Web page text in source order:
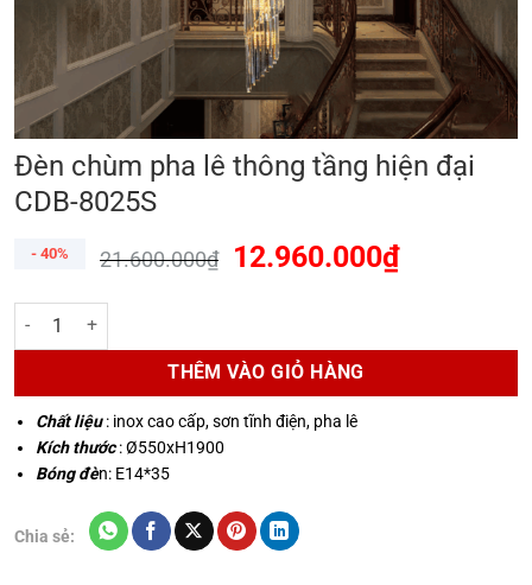
Đèn chùm pha lê thông tầng hiện đại
CDB-8025S
- 40% 21.600.000₫ 12.960.000₫
Đèn chùm pha lê thông tầng hiện đại CDB-8025S số lượng
THÊM VÀO GIỎ HÀNG
Chất liệu: inox cao cấp, sơn tĩnh điện, pha lê
Kích thước: Ø550xH1900
Bóng đèn: E14*35
Chia sẻ: